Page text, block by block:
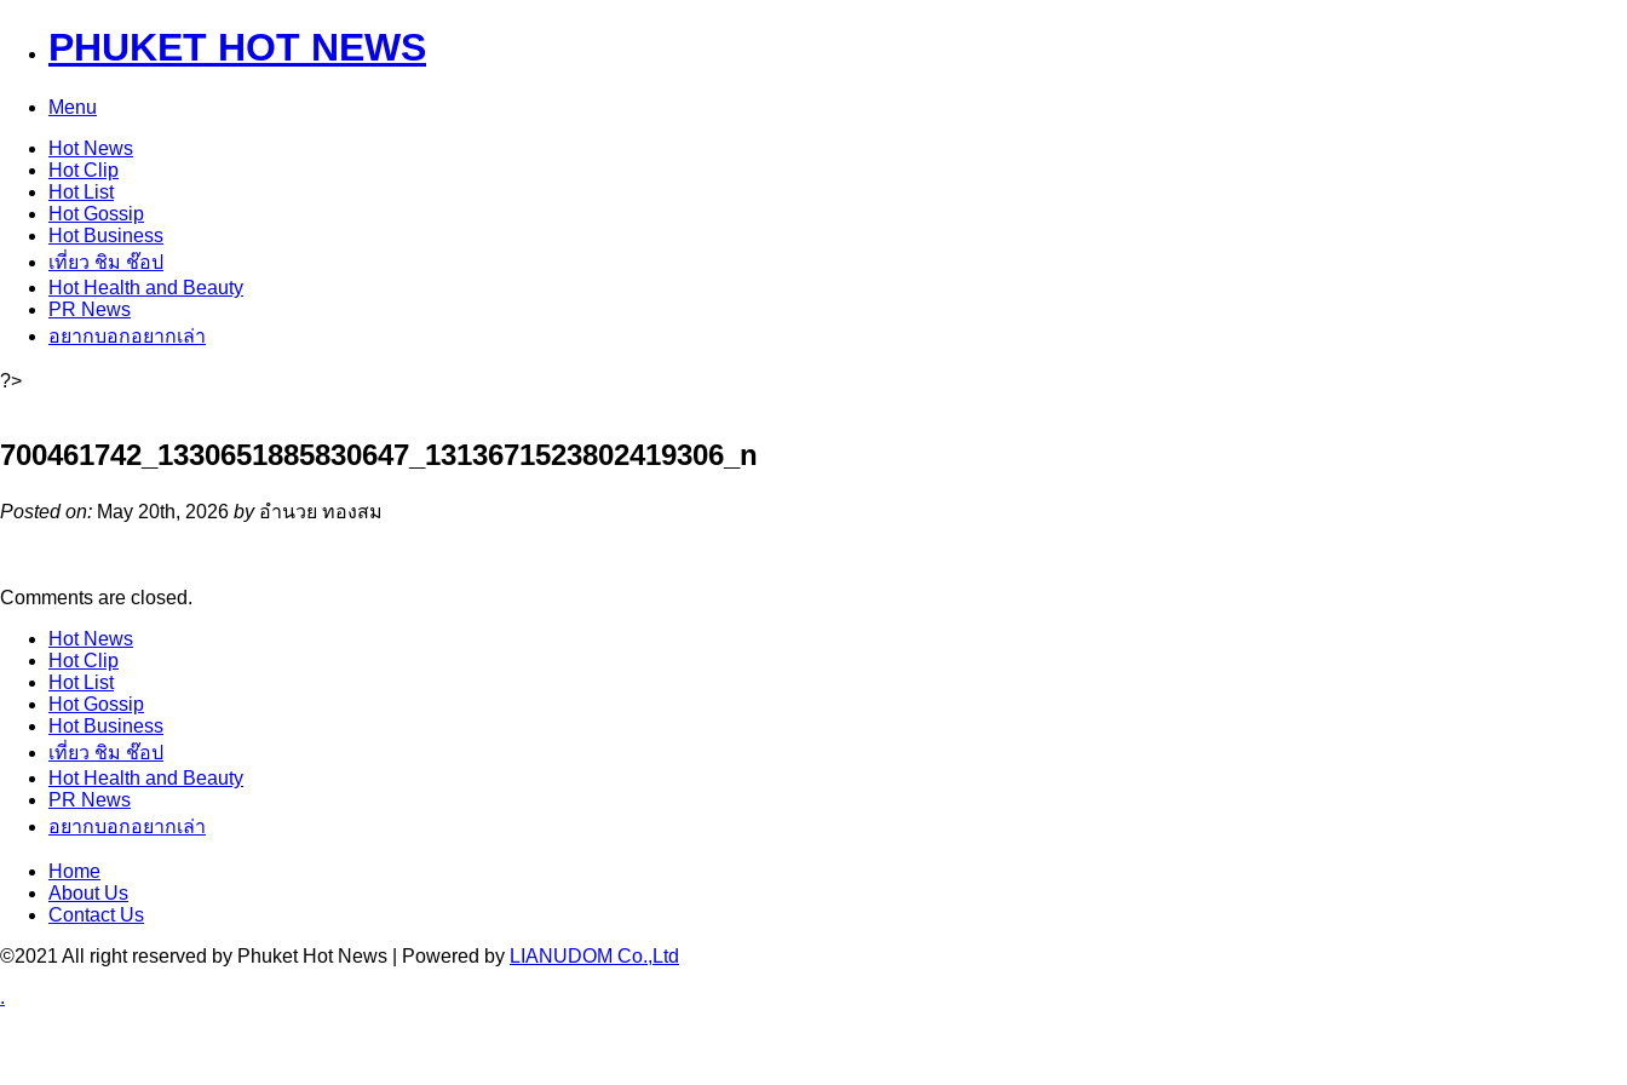
PHUKET HOT NEWS
Menu
HotNews
HotClip
HotList
HotGossip
HotBusiness
เที่ยว ชิม ช๊อป
HotHealth and Beauty
PR News
อยากบอกอยากเล่า
?>
700461742_1330651885830647_1313671523802419306_n
Posted on: May 20th, 2026 byอำนวย ทองสม
Comments are closed.
HotNews
HotClip
HotList
HotGossip
HotBusiness
เที่ยว ชิม ช๊อป
HotHealth and Beauty
PR News
อยากบอกอยากเล่า
Home
About Us
Contact Us
©2021 All right reserved by Phuket Hot News | Powered by LIANUDOM Co.,Ltd
.